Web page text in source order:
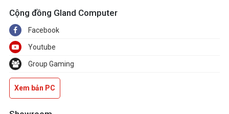
Hệ điều
hành
Windows 10 Home
Phụ kiện
Adapter
Cộng đồng Gland Computer
Facebook
Youtube
Group Gaming
Xem bản PC